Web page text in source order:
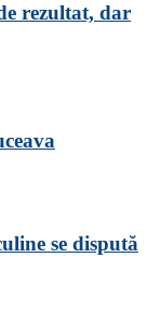
rezultat, dar
se dispută